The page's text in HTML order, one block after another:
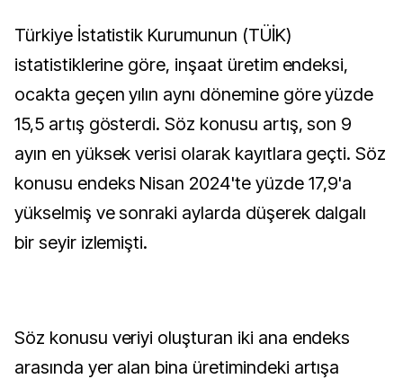
Türkiye İstatistik Kurumunun (TÜİK)
istatistiklerine göre, inşaat üretim endeksi,
ocakta geçen yılın aynı dönemine göre yüzde
15,5 artış gösterdi. Söz konusu artış, son 9
ayın en yüksek verisi olarak kayıtlara geçti. Söz
konusu endeks Nisan 2024'te yüzde 17,9'a
yükselmiş ve sonraki aylarda düşerek dalgalı
bir seyir izlemişti.
Söz konusu veriyi oluşturan iki ana endeks
arasında yer alan bina üretimindeki artışa